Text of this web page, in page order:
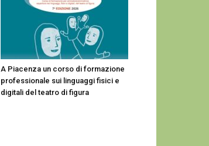
A Piacenza un corso di formazione
professionale sui linguaggi fisici e
digitali del teatro di figura